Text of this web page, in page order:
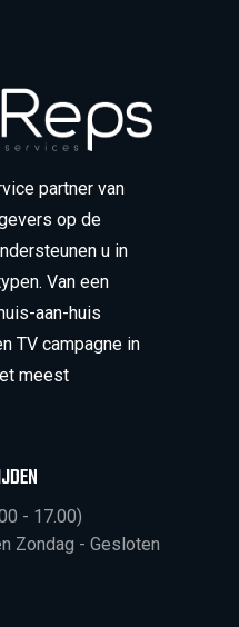
partner van
op de
u in
Van een
aan-huis
TV campagne in
meest
- 17.00)
Zondag - Gesloten